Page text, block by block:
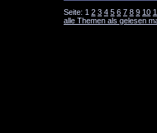
Seite: 1 2 3 4 5 6 7 8 9 10
alle Themen als gelesen